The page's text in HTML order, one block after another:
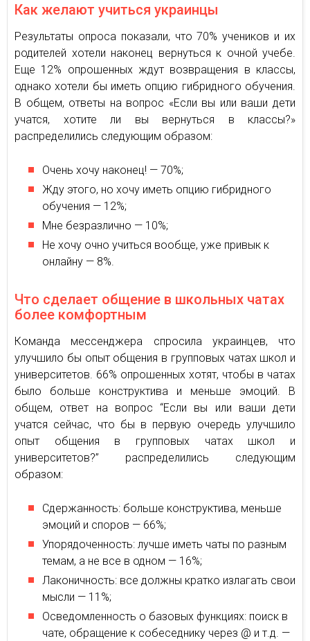
Как желают учиться украинцы
Результаты опроса показали, что 70% учеников и их
родителей хотели наконец вернуться к очной учебе.
Еще 12% опрошенных ждут возвращения в классы,
однако хотели бы иметь опцию гибридного обучения.
В общем, ответы на вопрос «Если вы или ваши дети
учатся, хотите ли вы вернуться в классы?»
распределились следующим образом:
Очень хочу наконец! — 70%;
Жду этого, но хочу иметь опцию гибридного
обучения — 12%;
Мне безразлично — 10%;
Не хочу очно учиться вообще, уже привык к
онлайну — 8%.
Что сделает общение в школьных чатах
более комфортным
Команда мессенджера спросила украинцев, что
улучшило бы опыт общения в групповых чатах школ и
университетов. 66% опрошенных хотят, чтобы в чатах
было больше конструктива и меньше эмоций. В
общем, ответ на вопрос “Если вы или ваши дети
учатся сейчас, что бы в первую очередь улучшило
опыт общения в групповых чатах школ и
университетов?” распределились следующим
образом:
Сдержанность: больше конструктива, меньше
эмоций и споров — 66%;
Упорядоченность: лучше иметь чаты по разным
темам, а не все в одном — 16%;
Лаконичность: все должны кратко излагать свои
мысли — 11%;
Осведомленность о базовых функциях: поиск в
чате, обращение к собеседнику через @ и т.д. —